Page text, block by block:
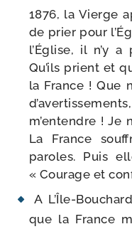
1876, la Vierge
de prier pour
l’Église, il n’y
Qu’ils prient et
la France ! Que
m’entendre ! Je
La France
paroles. Puis
« Courage et
A L’Île-
que la France